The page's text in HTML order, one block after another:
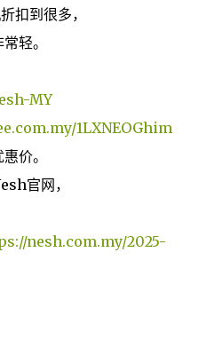
扣到很多，
轻。
MY
1LXNEOGhim
价。
官网，
nesh.com.my/2025-